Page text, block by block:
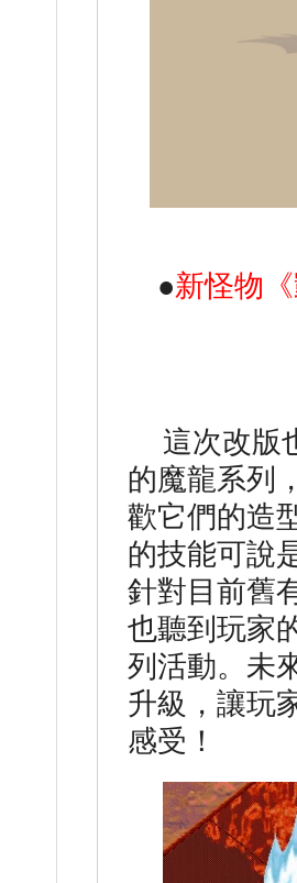
●新怪物
這次改版
的魔龍系列
歡它們的造
的技能可說
針對目前舊
也聽到玩家
列活動。未
升級，讓玩
感受！